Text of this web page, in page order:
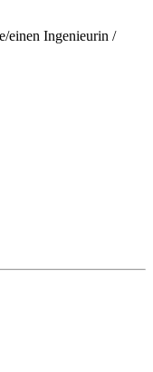
einen Ingenieurin /